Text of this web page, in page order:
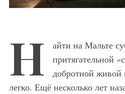
Н
айти на Мальте
притягательной
добротной живой
легко. Ещё несколько лет